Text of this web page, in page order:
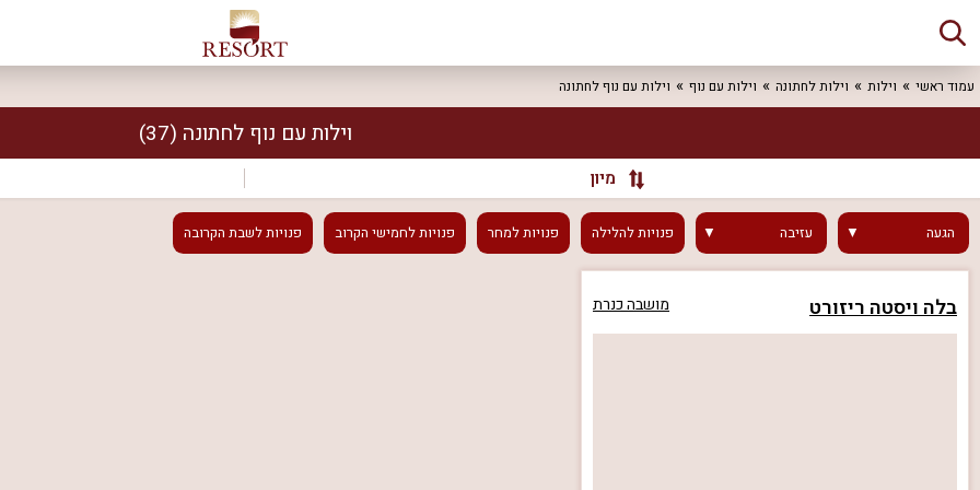
עמוד ראשי וילות וילות לחתונה וילות עם נוף וילות עם נוף לחתונה
וילות עם נוף לחתונה (37)
מיון
הגעה עזיבה פנויותלהלילה פנויותלמחר פנויותלחמישי הקרוב פנויותלשבת הקרובה
בלה ויסטה ריזורט מושבה כנרת